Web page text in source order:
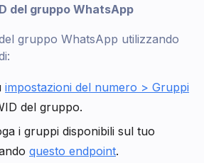
del gruppo WhatsApp
gruppo WhatsApp utilizzando
impostazioni del numero > Gruppi
del gruppo.
i gruppi disponibili sul tuo
questo endpoint.